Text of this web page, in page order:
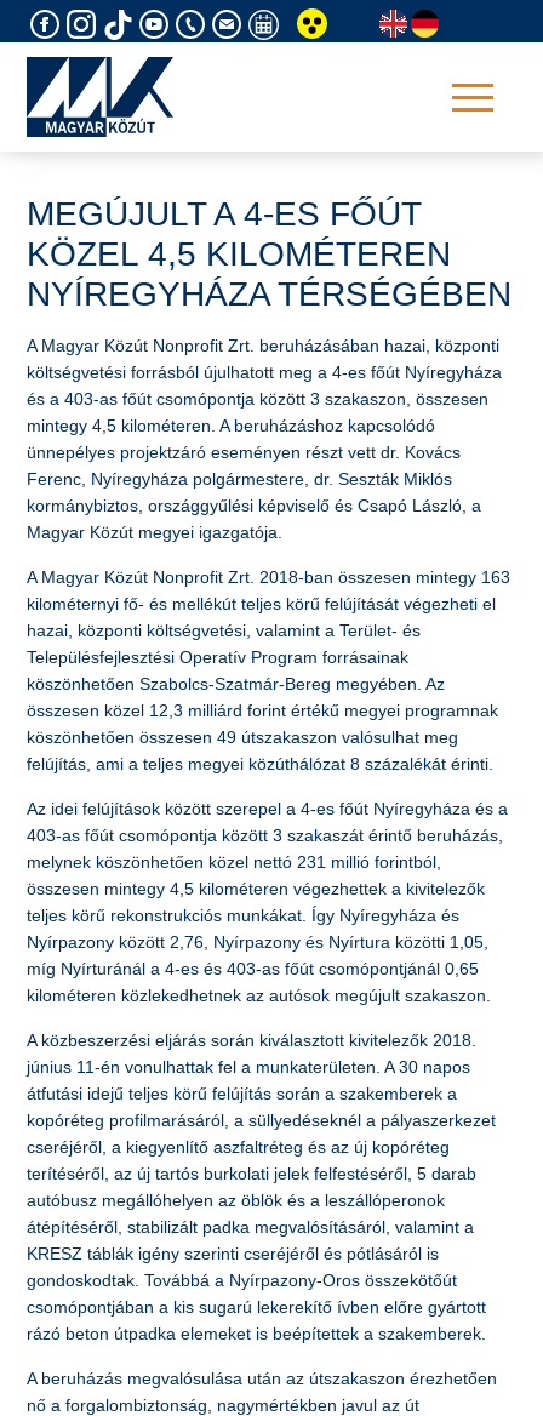
to
MEGÚJULT A 4-ES FŐÚT
KÖZEL 4,5 KILOMÉTEREN
NYÍREGYHÁZA TÉRSÉGÉBEN
​A Magyar Közút Nonprofit Zrt. beruházásában hazai, központi
költségvetési forrásból újulhatott meg a 4-es főút Nyíregyháza
és a 403-as főút csomópontja között 3 szakaszon, összesen
mintegy 4,5 kilométeren. A beruházáshoz kapcsolódó
ünnepélyes projektzáró eseményen részt vett dr. Kovács
Ferenc, Nyíregyháza polgármestere, dr. Seszták Miklós
kormánybiztos, országgyűlési képviselő és Csapó László, a
Magyar Közút megyei igazgatója.
A Magyar Közút Nonprofit Zrt. 2018-ban összesen mintegy 163
kilométernyi fő- és mellékút teljes körű felújítását végezheti el
hazai, központi költségvetési, valamint a Terület- és
Településfejlesztési Operatív Program forrásainak
köszönhetően Szabolcs-Szatmár-Bereg megyében. Az
összesen közel 12,3 milliárd forint értékű megyei programnak
köszönhetően összesen 49 útszakaszon valósulhat meg
felújítás, ami a teljes megyei közúthálózat 8 százalékát érinti.
Az idei felújítások között szerepel a 4-es főút Nyíregyháza és a
403-as főút csomópontja között 3 szakaszát érintő beruházás,
melynek köszönhetően közel nettó 231 millió forintból,
összesen mintegy 4,5 kilométeren végezhettek a kivitelezők
teljes körű rekonstrukciós munkákat. Így Nyíregyháza és
Nyírpazony között 2,76, Nyírpazony és Nyírtura közötti 1,05,
míg Nyírturánál a 4-es és 403-as főút csomópontjánál 0,65
kilométeren közlekedhetnek az autósok megújult szakaszon.
A közbeszerzési eljárás során kiválasztott kivitelezők 2018.
június 11-én vonulhattak fel a munkaterületen. A 30 napos
átfutási idejű teljes körű felújítás során a szakemberek a
kopóréteg profilmarásáról, a süllyedéseknél a pályaszerkezet
cseréjéről, a kiegyenlítő aszfaltréteg és az új kopóréteg
terítéséről, az új tartós burkolati jelek felfestéséről, 5 darab
autóbusz megállóhelyen az öblök és a leszállóperonok
átépítéséről, stabilizált padka megvalósításáról, valamint a
KRESZ táblák igény szerinti cseréjéről és pótlásáról is
gondoskodtak. Továbbá a Nyírpazony-Oros összekötőút
csomópontjában a kis sugarú lekerekítő ívben előre gyártott
rázó beton útpadka elemeket is beépítettek a szakemberek.
A beruházás megvalósulása után az útszakaszon érezhetően
nő a forgalombiztonság, nagymértékben javul az út